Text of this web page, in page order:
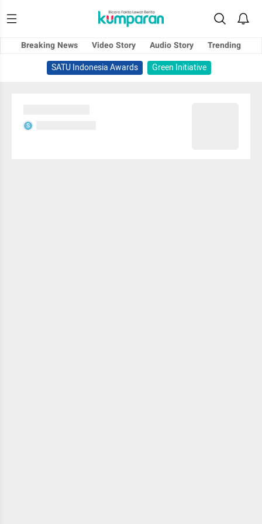
Breaking News Video Story Audio Story
Trending
SATU Indonesia Awards
Green Initiative
S